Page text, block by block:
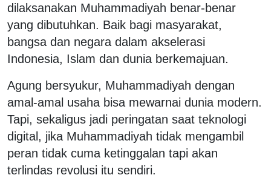
dilaksanakan Muhammadiyah benar-benar
yang dibutuhkan. Baik bagi masyarakat,
bangsa dan negara dalam akselerasi
Indonesia, Islam dan dunia berkemajuan.
Agung bersyukur, Muhammadiyah dengan
amal-amal usaha bisa mewarnai dunia modern.
Tapi, sekaligus jadi peringatan saat teknologi
digital, jika Muhammadiyah tidak mengambil
peran tidak cuma ketinggalan tapi akan
terlindas revolusi itu sendiri.